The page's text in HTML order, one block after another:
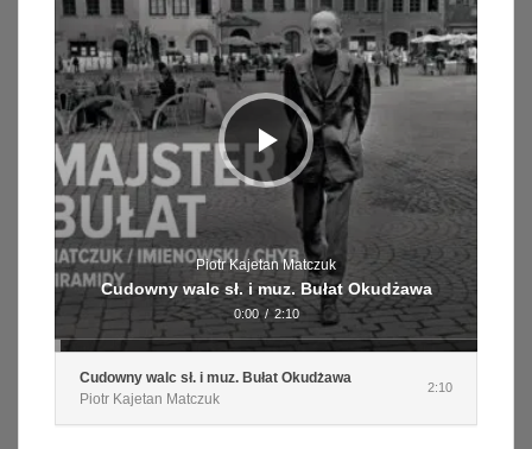
Piotr Kajetan Matczuk
Cudowny walc sł. i muz. Bułat Okudżawa
0:00 / 2:10
Cudowny walc sł. i muz. Bułat Okudżawa
Piotr Kajetan Matczuk
2:10